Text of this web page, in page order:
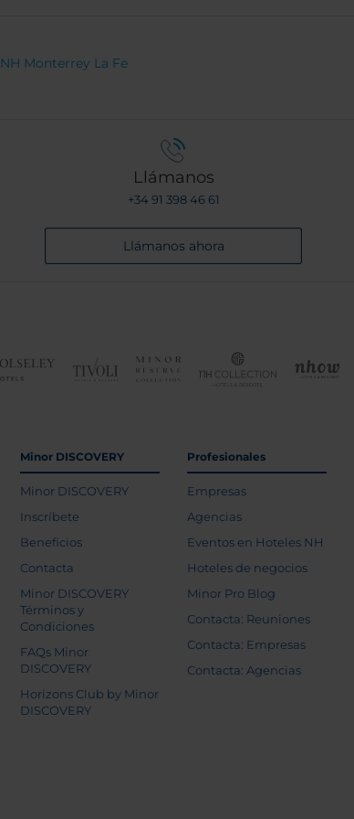
NH Monterrey La Fe
Llámanos
+34 91 398 46 61
Llámanos ahora
Minor DISCOVERY
Minor DISCOVERY
Inscríbete
Beneficios
Contacta
Minor DISCOVERY
Términos y
Condiciones
FAQs Minor
DISCOVERY
Horizons Club by Minor
DISCOVERY
Profesionales
Empresas
Agencias
Eventos en Hoteles NH
Hoteles de negocios
Minor Pro Blog
Contacta: Reuniones
Contacta: Empresas
Contacta: Agencias